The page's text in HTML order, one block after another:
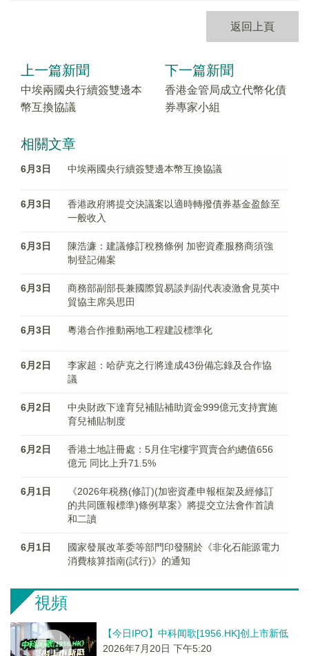
返回上頁
上一篇新聞
中埃兩國央行續簽雙邊本
幣互換協議
下一篇新聞
香港金管局成立代幣化債
券專家小組
相關文章
6月3日 中埃兩國央行續簽雙邊本幣互換協議
6月3日
香港政府將提交決議案以適時轉撥債券基金盈餘至
一般收入
6月3日
陳浩濂：建議修訂稅務條例 加密資產服務商須強
制登記備案
6月3日
商務部副部長兼國際貿易談判副代表凌激會見英中
貿協主席吳思田
6月3日 粵港合作推動兩地工程建設標準化
6月2日
李家超：哈萨克之行將達成43份備忘錄及合作協
議
6月2日
中央財政下達育兒補貼補助資金999億元支持實施
育兒補貼制度
6月2日
香港土地註冊處：5月住宅樓宇買賣合約總值656
億元 同比上升71.5%
6月1日
《2026年税務(修訂)(加密資產申報框架及經修訂
的共同匯報標準)條例草案》將提交立法會作首讀
和二讀
6月1日
國家發展改革委等部門印發關於《非化石能源電力
消費核算指南(試行)》的通知
視頻
【今日IPO】中科闻歌[1956.HK]创上市新低
2026年7月20日 下午5:20